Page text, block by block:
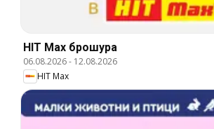
HIT Max брошура
06.08.2026- 12.08.2026
HIT Max